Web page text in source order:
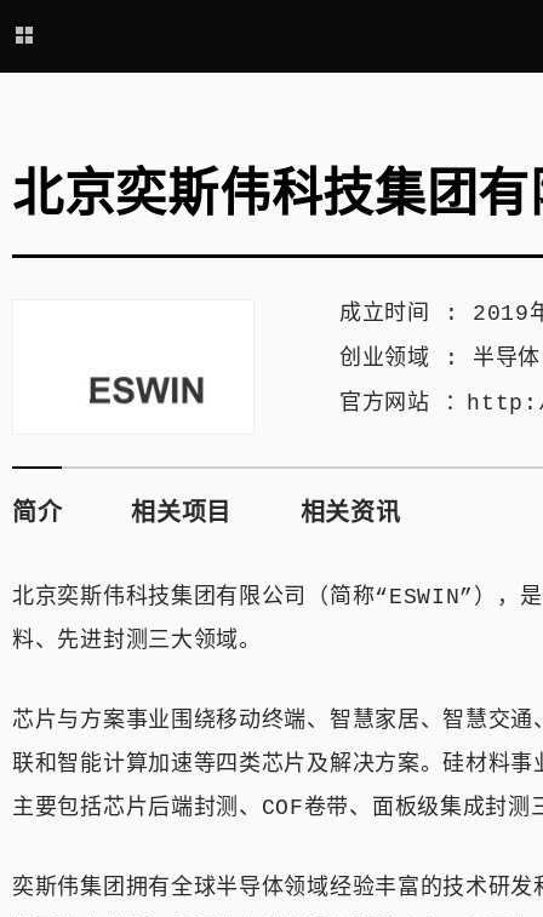
北京奕斯伟科技集团
成立时间 : 2019
创业领域 : 半导体
官方网站 ：
简介 相关项目 相关资讯
北京奕斯伟科技集团有限公司（简称“ESWIN”），
料、先进封测三大领域。
芯片与方案事业围绕移动终端、智慧家居、智慧交
联和智能计算加速等四类芯片及解决方案。硅材料
主要包括芯片后端封测、COF卷带、面板级集成封测
奕斯伟集团拥有全球半导体领域经验丰富的技术研